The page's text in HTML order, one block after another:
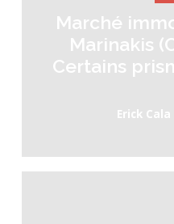
Marché
Marinakis
Certains
Erick Cala